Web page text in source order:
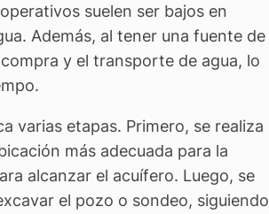
suelen ser bajos en
Además, al tener una fuente de
y el transporte de agua, lo
varias etapas. Primero, se realiza
más adecuada para la
alcanzar el acuífero. Luego, se
el pozo o sondeo, siguiendo